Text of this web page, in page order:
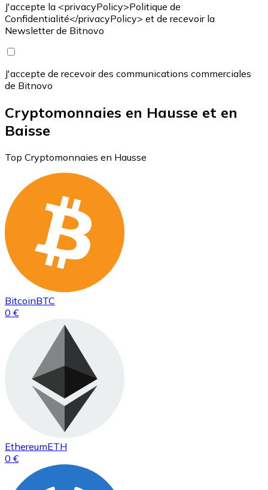
J'accepte la <privacyPolicy>Politique de
Confidentialité</privacyPolicy> et de recevoir la
Newsletter de Bitnovo
J'accepte de recevoir des communications commerciales
de Bitnovo
Cryptomonnaies en Hausse et en
Baisse
Top Cryptomonnaies en Hausse
BitcoinBTC
0 €
EthereumETH
0 €